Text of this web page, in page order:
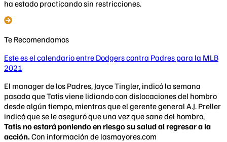
ha estado practicando sin restricciones.
Te Recomendamos
Este es el calendario entre Dodgers contra Padres para la MLB
2021
El manager de los Padres, Jayce Tingler, indicó la semana
pasada que Tatis viene lidiando con dislocaciones del hombro
desde algún tiempo, mientras que el gerente general A.J. Preller
indicó que se le aseguró que una vez que sane del hombro,
Tatis no estará poniendo en riesgo su salud al regresar a la
acción.Con información de lasmayores.com